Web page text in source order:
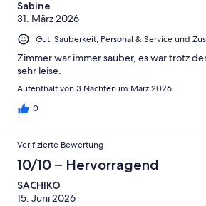
Schlecht
Ungenügend
Sabine
31. März 2026
Gut: Sauberkeit, Personal & Service und
Zimmer war immer sauber, es war trotz
sehr leise.
Aufenthalt von 3 Nächten im März 2026
0
Verifizierte Bewertung
10/10 – Hervorragend
SACHIKO
15. Juni 2026